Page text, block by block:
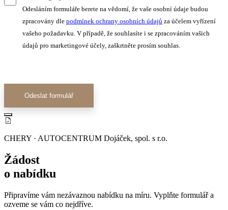
Odesláním formuláře berete na vědomí, že vaše osobní údaje budou
zpracovány dle podmínek ochrany osobních údajů za účelem vyřízení
vašeho požadavku. V případě, že souhlasíte i se zpracováním vašich
údajů pro marketingové účely, zaškrtněte prosím souhlas.
Odeslat formulář
CHERY · AUTOCENTRUM Dojáček, spol. s r.o.
Žádost
o nabídku
Připravíme vám nezávaznou nabídku na míru. Vyplňte formulář a
ozveme se vám co nejdříve.